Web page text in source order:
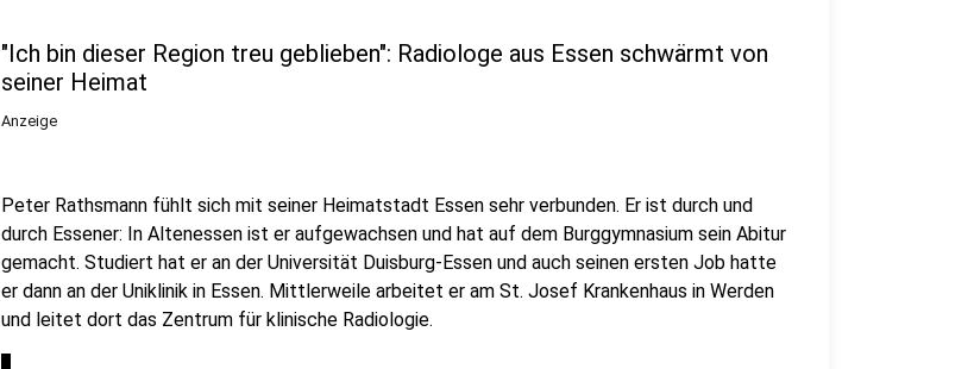
"Ich bin dieser Region treu geblieben": Radiologe aus Essen schwärmt von
seiner Heimat
Anzeige
Peter Rathsmann fühlt sich mit seiner Heimatstadt Essen sehr verbunden. Er ist durch und
durch Essener: In Altenessen ist er aufgewachsen und hat auf dem Burggymnasium sein Abitur
gemacht. Studiert hat er an der Universität Duisburg-Essen und auch seinen ersten Job hatte
er dann an der Uniklinik in Essen. Mittlerweile arbeitet er am St. Josef Krankenhaus in Werden
und leitet dort das Zentrum für klinische Radiologie.